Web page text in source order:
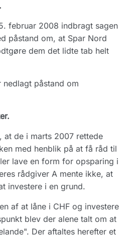
februar 2008 indbragt sagen
påstand om, at Spar Nord
dem det lidte tab helt
nedlagt påstand om
de i marts 2007 rettede
med henblik på at få råd til
lave en form for opsparing i
rådgiver A mente ikke, at
investere i en grund.
af at låne i CHF og investere
blev der alene talt om at
Der aftaltes herefter et